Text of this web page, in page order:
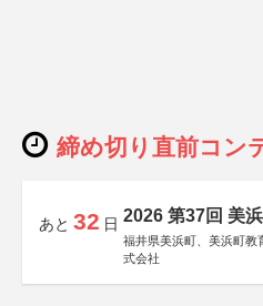
締め切り直前コン
あと 32 日 2026 第37回 美
福井県美浜町、美浜町教
式会社